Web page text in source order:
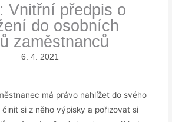
Vnitřní předpis o
do osobních
zaměstnanců
6. 4. 2021
má právo nahlížet do svého
činit si z něho výpisky a pořizovat si